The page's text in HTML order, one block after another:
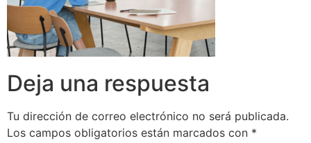
Deja una respuesta
Tu dirección de correo electrónico no será publicada.
Los campos obligatorios están marcados con *